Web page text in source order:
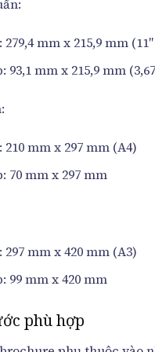
mm x 215,9 mm
93,1 mm x 215,9 mm
mm x 297 mm (A4)
70 mm x 297 mm
mm x 420 mm (A3)
99 mm x 420 mm
phù hợp